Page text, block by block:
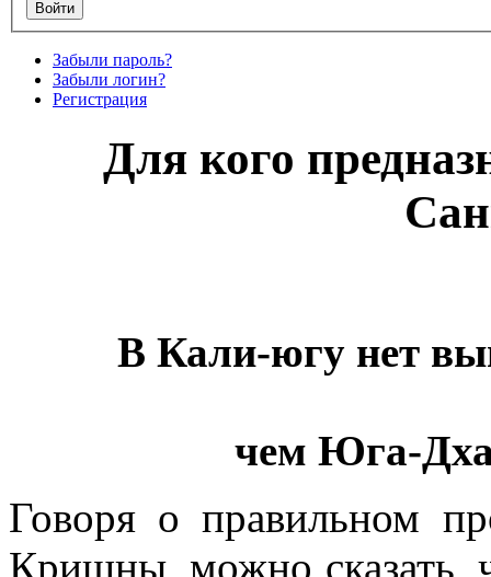
Забыли пароль?
Забыли логин?
Регистрация
Для кого
В Кали-югу нет
чем Юга-
Говоря о правильном
Кришны, можно сказать,